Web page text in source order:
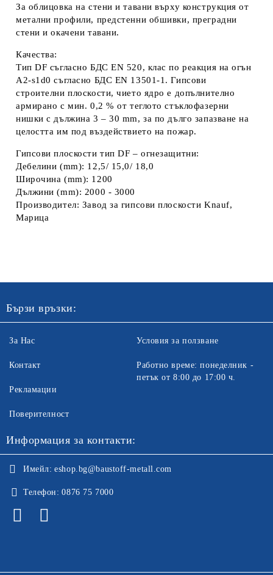
За облицовка на стени и тавани върху конструкция от
метални профили, предстенни обшивки, преградни
стени и окачени тавани.
Качества:
Тип DF съгласно БДС EN 520, клас по реакция на огън
A2-s1d0 съгласно БДС EN 13501-1. Гипсови
строителни плоскости, чието ядро е допълнително
армирано с мин. 0,2 % от теглото стъклофазерни
нишки с дължина 3 – 30 mm, за по дълго запазване на
целостта им под въздействието на пожар.
Гипсови плоскости тип DF – огнезащитни:
Дебелини (mm): 12,5/ 15,0/ 18,0
Широчина (mm): 1200
Дължини (mm): 2000 - 3000
Производител: Завод за гипсови плоскости Knauf,
Марица
Бързи връзки:
За Нас
Контакт
Рекламации
Поверителност
Условия за ползване
Работно време: понеделник -
петък от 8:00 до 17:00 ч.
Информация за контакти:
Имейл: eshop.bg@baustoff-metall.com
Телефон: 0876 75 7000